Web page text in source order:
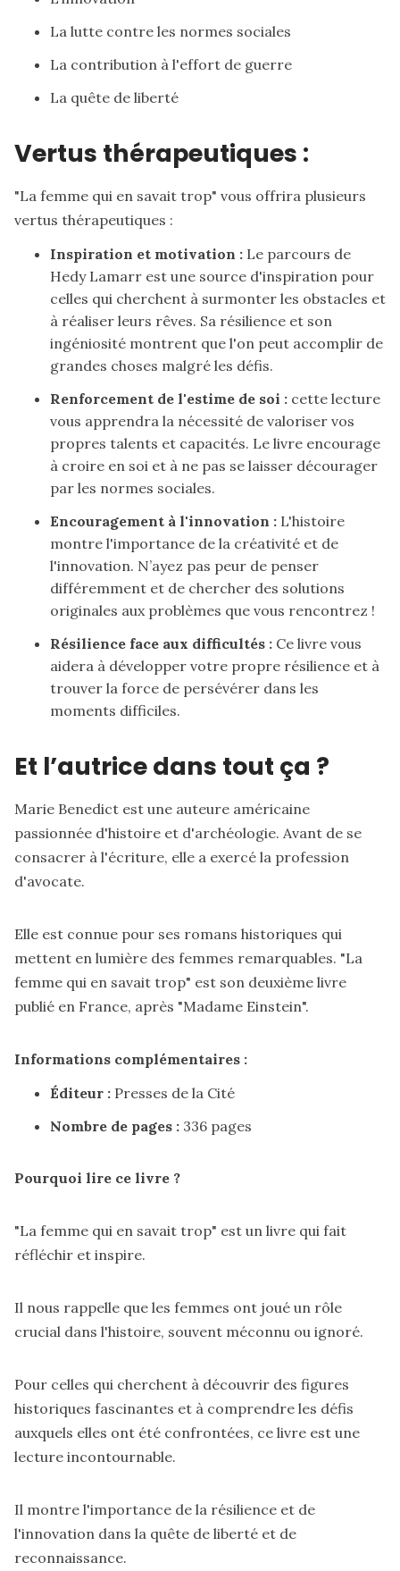
La lutte contre les normes sociales
La contribution à l'effort de guerre
La quête de liberté
Vertus thérapeutiques :
"La femme qui en savait trop" vous offrira plusieurs
vertus thérapeutiques :
Inspiration et motivation : Le parcours de
Hedy Lamarr est une source d'inspiration pour
celles qui cherchent à surmonter les obstacles et
à réaliser leurs rêves. Sa résilience et son
ingéniosité montrent que l'on peut accomplir de
grandes choses malgré les défis.
Renforcement de l'estime de soi : cette lecture
vous apprendra la nécessité de valoriser vos
propres talents et capacités. Le livre encourage
à croire en soi et à ne pas se laisser décourager
par les normes sociales.
Encouragement à l'innovation : L'histoire
montre l'importance de la créativité et de
l'innovation. N’ayez pas peur de penser
différemment et de chercher des solutions
originales aux problèmes que vous rencontrez !
Résilience face aux difficultés : Ce livre vous
aidera à développer votre propre résilience et à
trouver la force de persévérer dans les
moments difficiles.
Et l’autrice dans tout ça ?
Marie Benedict est une auteure américaine
passionnée d'histoire et d'archéologie. Avant de se
consacrer à l'écriture, elle a exercé la profession
d'avocate.
Elle est connue pour ses romans historiques qui
mettent en lumière des femmes remarquables. "La
femme qui en savait trop" est son deuxième livre
publié en France, après "Madame Einstein".
Informations complémentaires :
Éditeur : Presses de la Cité
Nombre de pages : 336 pages
Pourquoi lire ce livre ?
"La femme qui en savait trop" est un livre qui fait
réfléchir et inspire.
Il nous rappelle que les femmes ont joué un rôle
crucial dans l'histoire, souvent méconnu ou ignoré.
Pour celles qui cherchent à découvrir des figures
historiques fascinantes et à comprendre les défis
auxquels elles ont été confrontées, ce livre est une
lecture incontournable.
Il montre l'importance de la résilience et de
l'innovation dans la quête de liberté et de
reconnaissance.